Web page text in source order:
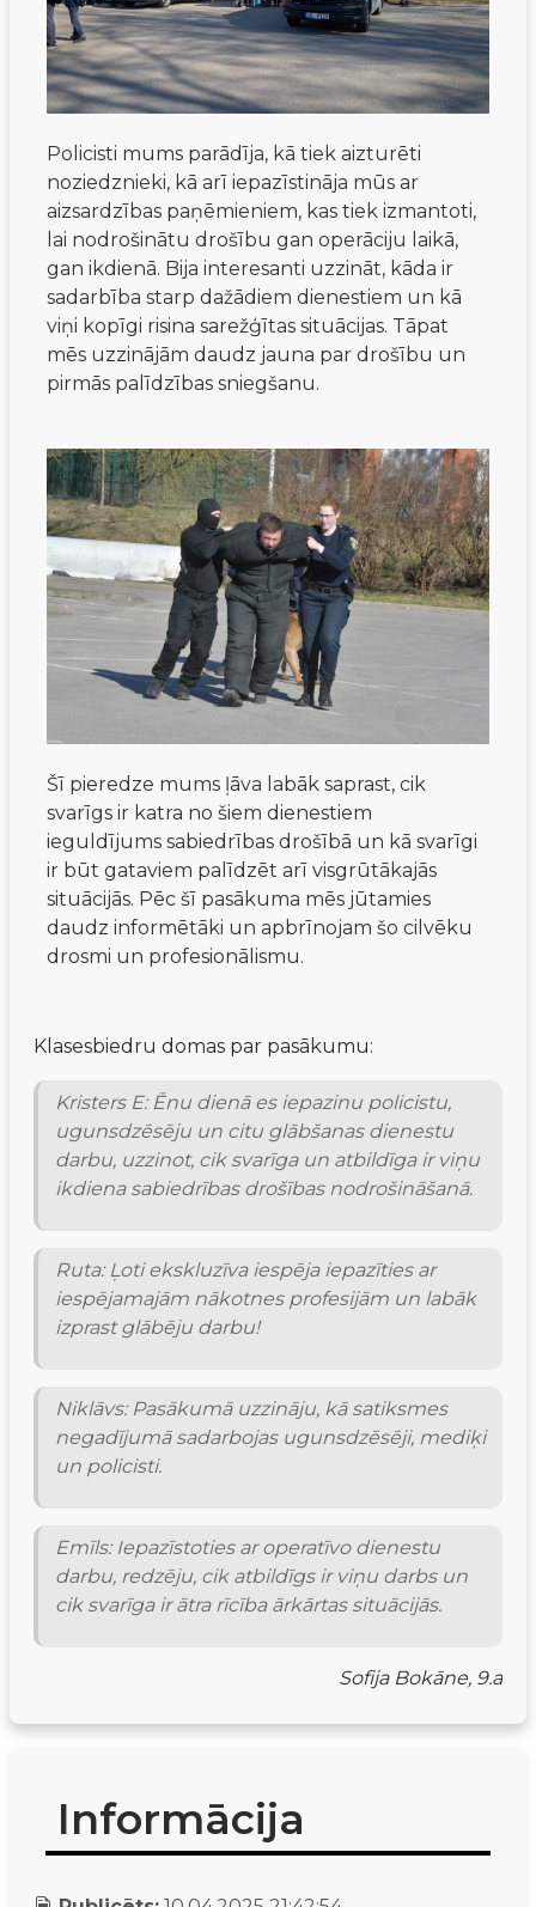
Policisti mums parādīja, kā tiek aizturēti
noziedznieki, kā arī iepazīstināja mūs ar
aizsardzības paņēmieniem, kas tiek izmantoti,
lai nodrošinātu drošību gan operāciju laikā,
gan ikdienā. Bija interesanti uzzināt, kāda ir
sadarbība starp dažādiem dienestiem un kā
viņi kopīgi risina sarežģītas situācijas. Tāpat
mēs uzzinājām daudz jauna par drošību un
pirmās palīdzības sniegšanu.
Šī pieredze mums ļāva labāk saprast, cik
svarīgs ir katra no šiem dienestiem
ieguldījums sabiedrības drošībā un kā svarīgi
ir būt gataviem palīdzēt arī visgrūtākajās
situācijās. Pēc šī pasākuma mēs jūtamies
daudz informētāki un apbrīnojam šo cilvēku
drosmi un profesionālismu.
Klasesbiedru domas par pasākumu:
Kristers E: Ēnu dienā es iepazinu policistu,
ugunsdzēsēju un citu glābšanas dienestu
darbu, uzzinot, cik svarīga un atbildīga ir viņu
ikdiena sabiedrības drošības nodrošināšanā.
Ruta: Ļoti ekskluzīva iespēja iepazīties ar
iespējamajām nākotnes profesijām un labāk
izprast glābēju darbu!
Niklāvs: Pasākumā uzzināju, kā satiksmes
negadījumā sadarbojas ugunsdzēsēji, mediķi
un policisti.
Emīls: Iepazīstoties ar operatīvo dienestu
darbu, redzēju, cik atbildīgs ir viņu darbs un
cik svarīga ir ātra rīcība ārkārtas situācijās.
Sofija Bokāne, 9.a
Informācija